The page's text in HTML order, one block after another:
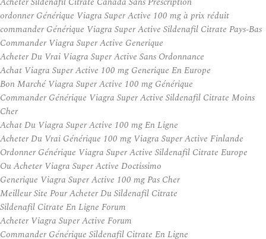
ordonner Générique Viagra Super Active 100 mg à prix réduit
commander Générique Viagra Super Active Sildenafil Citrate Pays-Bas
Commander Viagra Super Active Generique
Acheter Du Vrai Viagra Super Active Sans Ordonnance
Achat Viagra Super Active 100 mg Generique En Europe
Bon Marché Viagra Super Active 100 mg Générique
Commander Générique Viagra Super Active Sildenafil Citrate Moins
Cher
Achat Du Viagra Super Active 100 mg En Ligne
Acheter Du Vrai Générique 100 mg Viagra Super Active Finlande
Ordonner Générique Viagra Super Active Sildenafil Citrate Europe
Ou Acheter Viagra Super Active Doctissimo
Generique Viagra Super Active 100 mg Pas Cher
Meilleur Site Pour Acheter Du Sildenafil Citrate
Sildenafil Citrate En Ligne Forum
Acheter Viagra Super Active Forum
Commander Générique Sildenafil Citrate En Ligne